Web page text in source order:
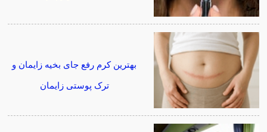
بهترین کرم رفع جای بخیه زایمان و
ترک پوستی زایمان